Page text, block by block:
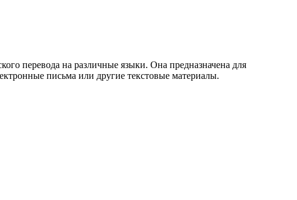
перевода на различные языки. Она предназначена для
письма или другие текстовые материалы.